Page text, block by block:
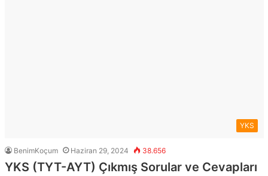
YKS
BenimKoçum Haziran 29, 2024 38.656
YKS (TYT-AYT) Çıkmış Sorular ve Cevapları